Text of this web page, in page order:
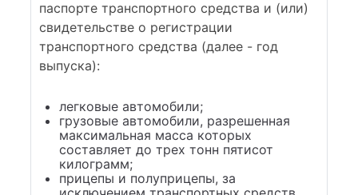
паспорте транспортного средства и (или)
свидетельстве о регистрации
транспортного средства (далее - год
выпуска):
легковые автомобили;
грузовые автомобили, разрешенная
максимальная масса которых
составляет до трех тонн пятисот
килограмм;
прицепы и полуприцепы, за